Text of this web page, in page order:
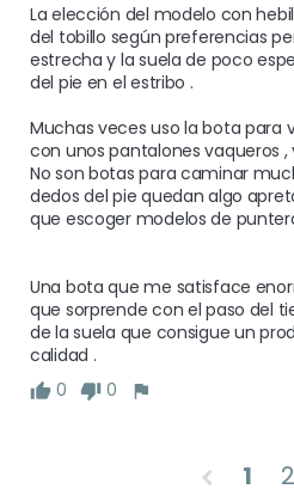
La elección del modelo con
del tobillo según preferencias
estrecha y la suela de poco
del pie en el estribo .
Muchas veces uso la bota para
con unos pantalones vaqueros ,
No son botas para caminar
dedos del pie quedan algo
que escoger modelos de
Una bota que me satisface
que sorprende con el paso del
de la suela que consigue un
calidad .
0
0
chevron_left 1 2